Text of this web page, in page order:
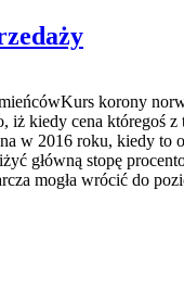
korony
kiedy cena któregoś
w 2016 roku,
główną stopę
mogła wrócić do